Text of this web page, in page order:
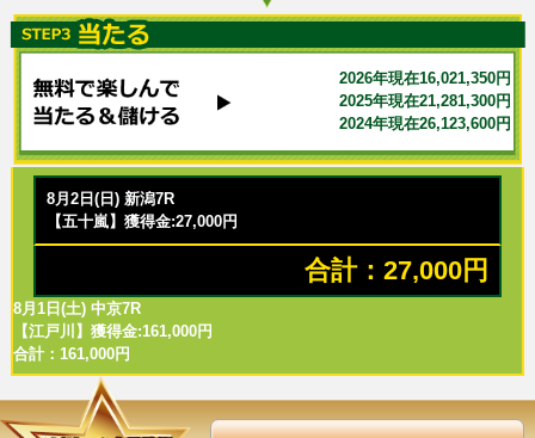
2026年現在16,021,350円
2025年現在21,281,300円
2024年現在26,123,600円
8月2日(日) 新潟7R
【五十嵐】獲得金:27,000円
合計：27,000円
8月1日(土) 中京7R
【江戸川】獲得金:161,000円
合計：161,000円